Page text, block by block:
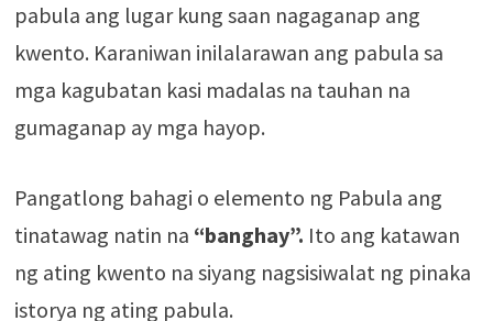
pabula ang lugar kung saan nagaganap ang
kwento. Karaniwan inilalarawan ang pabula sa
mga kagubatan kasi madalas na tauhan na
gumaganap ay mga hayop.
Pangatlong bahagi o elemento ng Pabula ang
tinatawag natin na “banghay”. Ito ang katawan
ng ating kwento na siyang nagsisiwalat ng pinaka
istorya ng ating pabula.